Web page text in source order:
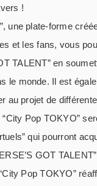
!
une plate-forme
et les fans, vous
TALENT” en
le monde. Il est
au projet de
Pop TOKYO”
qui pourront
GOT
Pop TOKYO”